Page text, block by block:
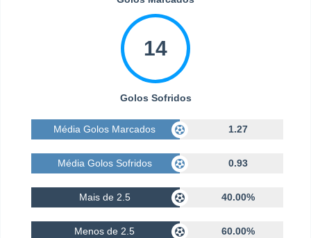
14
Golos Sofridos
Média Golos Marcados 1.27
Média Golos Sofridos 0.93
Mais de 2.5 40.00%
Menos de 2.5 60.00%